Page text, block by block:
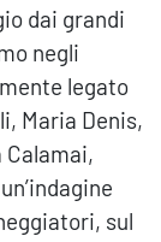
dai grandi
negli
legato
Maria Denis,
Calamai,
sul